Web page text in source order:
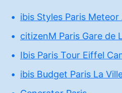
ibis Styles Paris
citizenM Paris Gare de
Ibis Paris Tour Eiffel
ibis Budget Paris La